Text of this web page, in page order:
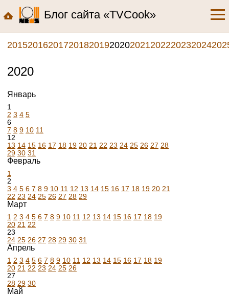
Блог сайта «TVCook»
2015201620172018201920202021202220232024
2020
Январь
1
2 3 4 5
6
7 8 9 10 11
12
13 14 15 16 17 18 19 20 21 22 23 24 25 26 27 28
29 30 31
Февраль
1
2
3 4 5 6 7 8 9 10 11 12 13 14 15 16 17 18 19 20 21
22 23 24 25 26 27 28 29
Март
1 2 3 4 5 6 7 8 9 10 11 12 13 14 15 16 17 18 19
20 21 22
23
24 25 26 27 28 29 30 31
Апрель
1 2 3 4 5 6 7 8 9 10 11 12 13 14 15 16 17 18 19
20 21 22 23 24 25 26
27
28 29 30
Май